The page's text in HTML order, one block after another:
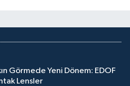
Görmede Yeni Dönem: EDOF
Lensler